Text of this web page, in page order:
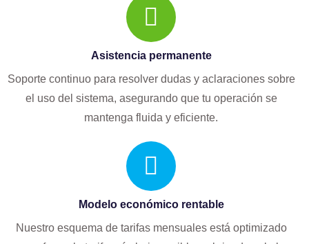
Asistencia permanente
Soporte continuo para resolver dudas y aclaraciones sobre
el uso del sistema, asegurando que tu operación se
mantenga fluida y eficiente.
Modelo económico rentable
Nuestro esquema de tarifas mensuales está optimizado